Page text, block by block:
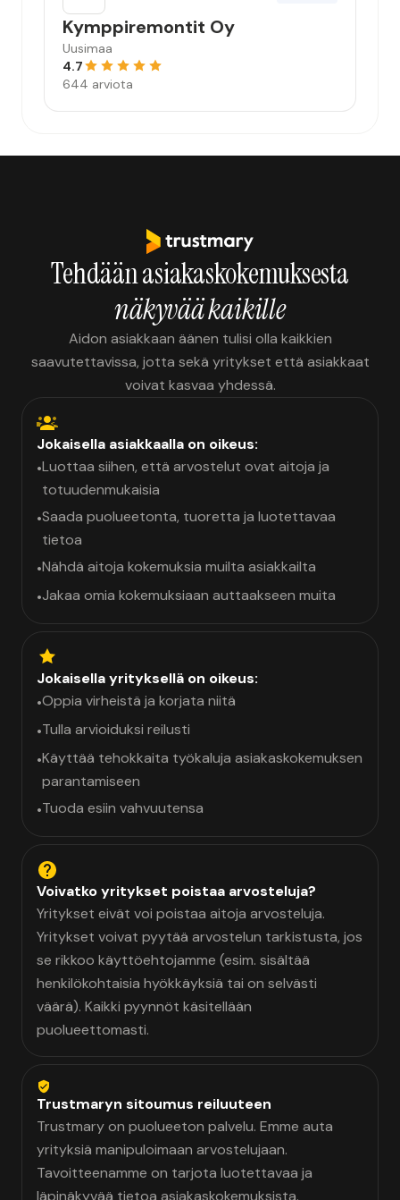
Kymppiremontit Oy
Uusimaa
4.7
644 arviota
Tehdään asiakaskokemuksesta
näkyvää kaikille
Aidon asiakkaan äänen tulisi olla kaikkien
saavutettavissa, jotta sekä yritykset että asiakkaat
voivat kasvaa yhdessä.
Jokaisella asiakkaalla on oikeus:
•Luottaa siihen, että arvostelut ovat aitoja ja
totuudenmukaisia
•Saada puolueetonta, tuoretta ja luotettavaa
tietoa
•Nähdä aitoja kokemuksia muilta asiakkailta
•Jakaa omia kokemuksiaan auttaakseen muita
Jokaisella yrityksellä on oikeus:
•Oppia virheistä ja korjata niitä
•Tulla arvioiduksi reilusti
•Käyttää tehokkaita työkaluja asiakaskokemuksen
parantamiseen
•Tuoda esiin vahvuutensa
Voivatko yritykset poistaa arvosteluja?
Yritykset eivät voi poistaa aitoja arvosteluja.
Yritykset voivat pyytää arvostelun tarkistusta, jos
se rikkoo käyttöehtojamme (esim. sisältää
henkilökohtaisia hyökkäyksiä tai on selvästi
väärä). Kaikki pyynnöt käsitellään
puolueettomasti.
Trustmaryn sitoumus reiluuteen
Trustmary on puolueeton palvelu. Emme auta
yrityksiä manipuloimaan arvostelujaan.
Tavoitteenamme on tarjota luotettavaa ja
läpinäkyvää tietoa asiakaskokemuksista.